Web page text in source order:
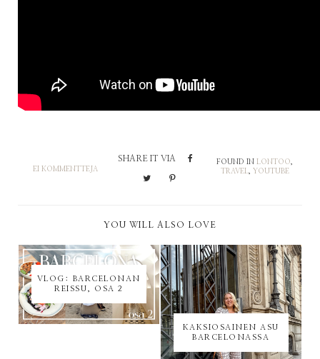
EI KOMMENTTEJA
SHARE IT VIA FOUND IN LONTOO,
TRAVEL, YOUTUBE
YOU WILL ALSO LOVE
VLOG: BARCELONAN
REISSU, OSA 2
KAKSIOSAINEN ASU
BARCELONASSA